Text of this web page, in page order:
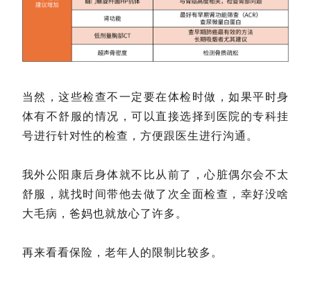
当然，这些检查不一定要在体检时做，如果平时身
体有不舒服的情况，可以直接选择到医院的专科挂
号进行针对性的检查，方便跟医生进行沟通。
我外公阳康后身体就不比从前了，心脏偶尔会不太
舒服，就找时间带他去做了次全面检查，幸好没啥
大毛病，爸妈也就放心了许多。
再来看看保险，老年人的限制比较多。